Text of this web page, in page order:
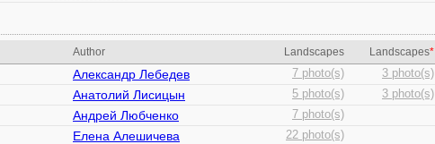
Author Landscapes Landscapes*
Александр Лебедев 7 photo(s) 3 photo(s)
Анатолий Лисицын 5 photo(s) 3 photo(s)
Андрей Любченко 7 photo(s)
Елена Алешичева 22 photo(s)